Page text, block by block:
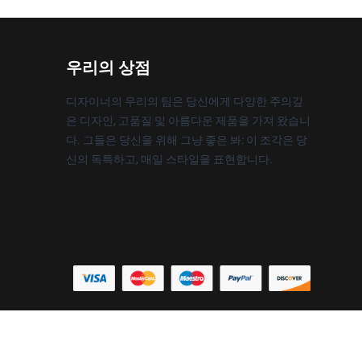
우리의 상점
디자이너의 우리의 팀은 당신에게 다양한 주의깊
은 디자인, 고품질 및 아름다운 제품을 가져 왔습니
다. 그들은 당신을 위해 그냥 좋은 봐: 이 조각은 당
신의 독특하고, 매일 스타일을 표현합니다.